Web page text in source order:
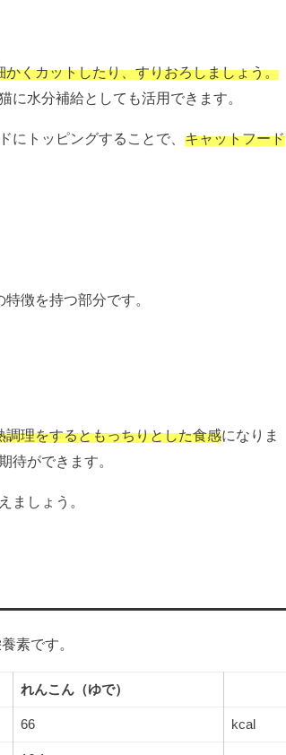
かくカットしたり、すりおろしましょう。
水分補給としても活用できます。
にトッピングすることで、 キャットフード
徴を持つ部分です。
理をするともっちりとした食感になりま
待ができます。
ましょう。
素です。
れんこん（ゆで）
66 kcal